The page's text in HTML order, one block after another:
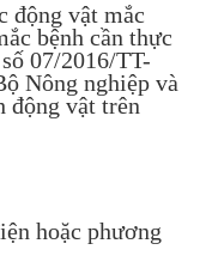
động vật mắc
bệnh cần thực
07/2016/TT-
Nông nghiệp và
động vật trên
hoặc phương